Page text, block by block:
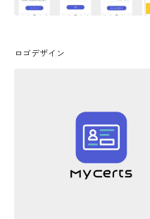
ロゴデザイン